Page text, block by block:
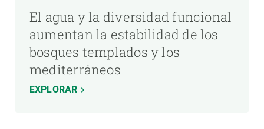
El agua y la diversidad funcional
aumentan la estabilidad de los
bosques templados y los
mediterráneos
EXPLORAR